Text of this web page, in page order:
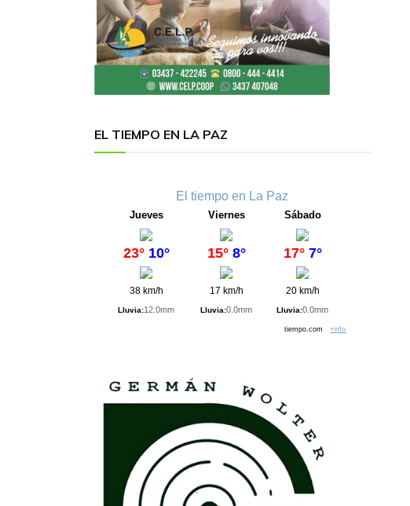
EL TIEMPO EN LA PAZ
El tiempo en La Paz
Jueves
23° 10°
38 km/h
Lluvia:12.0mm
Viernes
15° 8°
17 km/h
Lluvia:0.0mm
Sábado
17° 7°
20 km/h
Lluvia:0.0mm
tiempo.com+info